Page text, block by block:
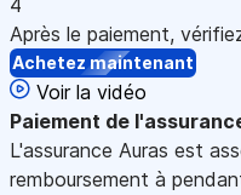
4
Après le paiement,
Achetez maintenant
Voir la vidéo
Paiement de
L'assurance Auras est
remboursement à